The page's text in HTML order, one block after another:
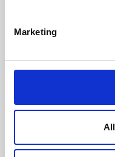
MarketingAcupuntura
chinesa sofria
Clínica:Leiria